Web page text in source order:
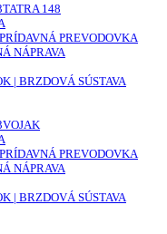
TATRA 148
PREVODOVKA
NÁPRAVA
| BRZDOVÁ SÚSTAVA
VOJAK
PREVODOVKA
NÁPRAVA
| BRZDOVÁ SÚSTAVA